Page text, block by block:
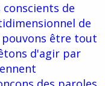
de
de
être tout
d'agir par